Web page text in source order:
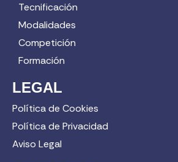
Tecnificación
Modalidades
Competición
Formación
LEGAL
Política de Cookies
Política de Privacidad
Aviso Legal